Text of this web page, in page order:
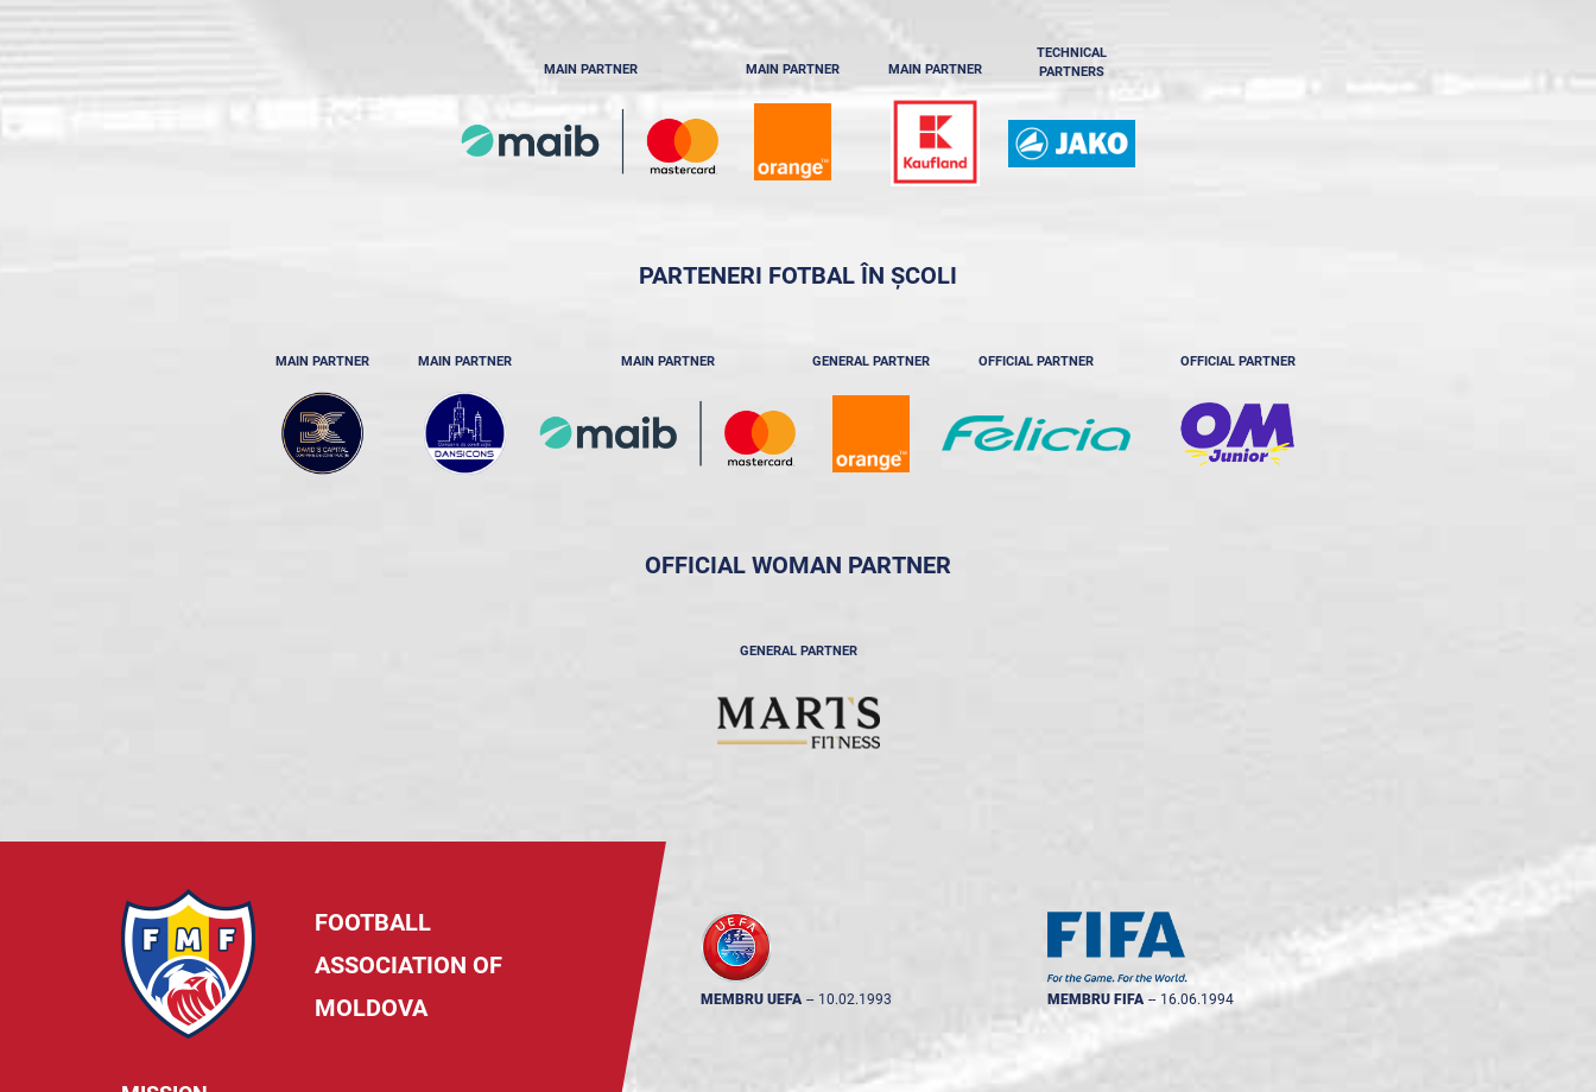
MAIN PARTNER MAIN PARTNER MAIN PARTNER
TECHNICAL
PARTNERS
PARTENERI FOTBAL ÎN ȘCOLI
MAIN PARTNER MAIN PARTNER MAIN PARTNER GENERAL PARTNER OFFICIAL PARTNER OFFICIAL PARTNER
OFFICIAL WOMAN PARTNER
GENERAL PARTNER
FOOTBALL
ASSOCIATION OF
MOLDOVA
MEMBRU UEFA -- 10.02.1993 MEMBRU FIFA -- 16.06.1994